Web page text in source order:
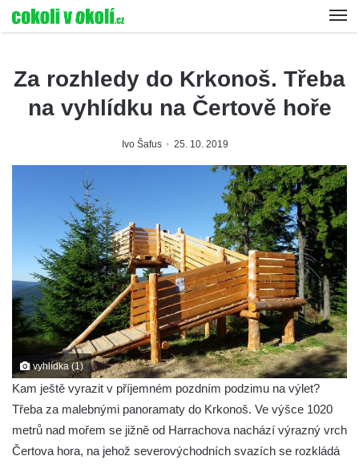
Za rozhledy do Krkonoš. Třeba
na vyhlídku na Čertově hoře
Ivo Šafus 25. 10. 2019
vyhlídka (1)
Kam ještě vyrazit v příjemném pozdním podzimu na výlet?
Třeba za malebnými panoramaty do Krkonoš. Ve výšce 1020
metrů nad mořem se jižně od Harrachova nachází výrazný vrch
Čertova hora, na jehož severovýchodních svazích se rozkládá